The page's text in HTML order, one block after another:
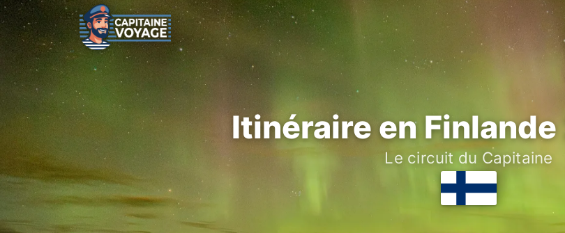
Itinéraire en
Le circuit du Capitaine